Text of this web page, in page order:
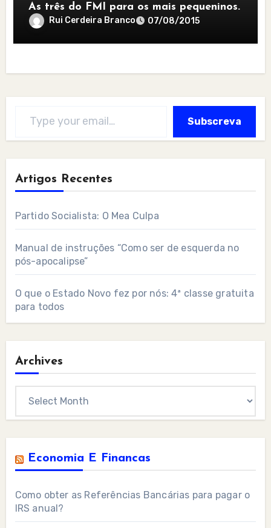
As três do FMI para os mais pequeninos.
Rui Cerdeira Branco 07/08/2015
Subscreva
Artigos Recentes
Partido Socialista: O Mea Culpa
Manual de instruções “Como ser de esquerda no
pós-apocalipse”
O que o Estado Novo fez por nós: 4ª classe gratuita
para todos
Archives
Economia E Financas
Como obter as Referências Bancárias para pagar o
IRS anual?